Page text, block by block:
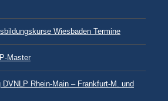
Wiesbaden Termine
Master
DVNLP Rhein-Main – Frankfurt-M. und